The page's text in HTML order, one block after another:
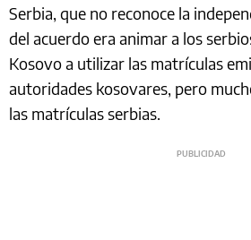
Serbia, que no reconoce la
del acuerdo era animar a los
Kosovo a utilizar las matrículas
autoridades kosovares, pero
las matrículas serbias.